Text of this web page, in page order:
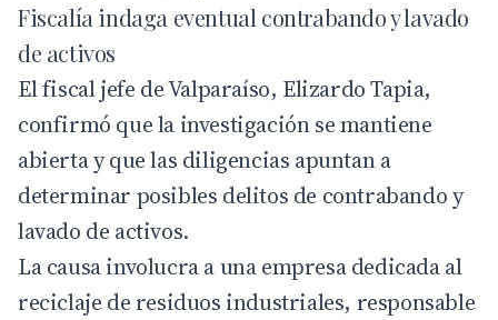
Fiscalía indaga eventual contrabando y lavado
de activos
El fiscal jefe de Valparaíso, Elizardo Tapia,
confirmó que la investigación se mantiene
abierta y que las diligencias apuntan a
determinar posibles delitos de contrabando y
lavado de activos.
La causa involucra a una empresa dedicada al
reciclaje de residuos industriales, responsable